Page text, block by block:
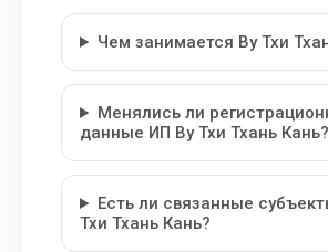
Чем занимается Ву Тхи
Менялись ли
данные ИП Ву Тхи Тхань Кань?
Есть ли связанные
Тхи Тхань Кань?